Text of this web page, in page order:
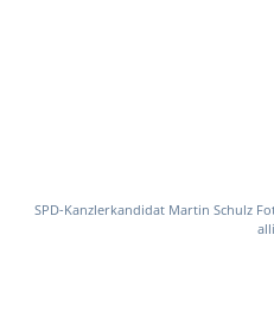
SPD-Kanzlerkandidat Martin Schulz